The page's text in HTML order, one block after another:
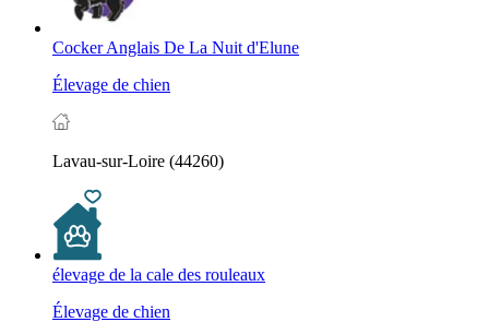
Cocker Anglais De La Nuit d'Elune
Élevage de chien
Lavau-sur-Loire (44260)
élevage de la cale des rouleaux
Élevage de chien